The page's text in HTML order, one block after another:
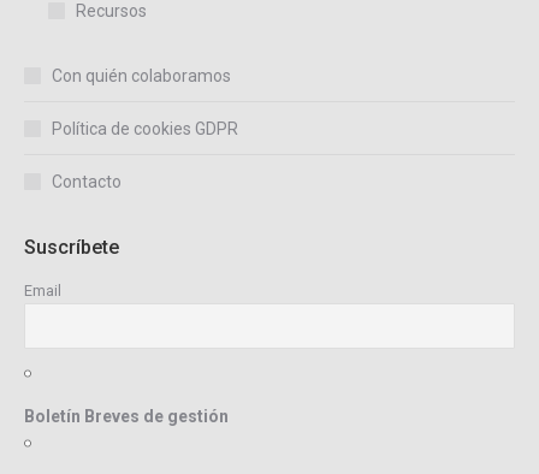
Recursos
Con quién colaboramos
Política de cookies GDPR
Contacto
Suscríbete
Email
Boletín Breves de gestión